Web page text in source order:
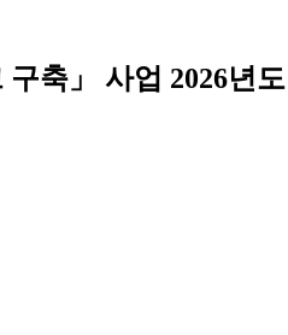
축」 사업 2026년